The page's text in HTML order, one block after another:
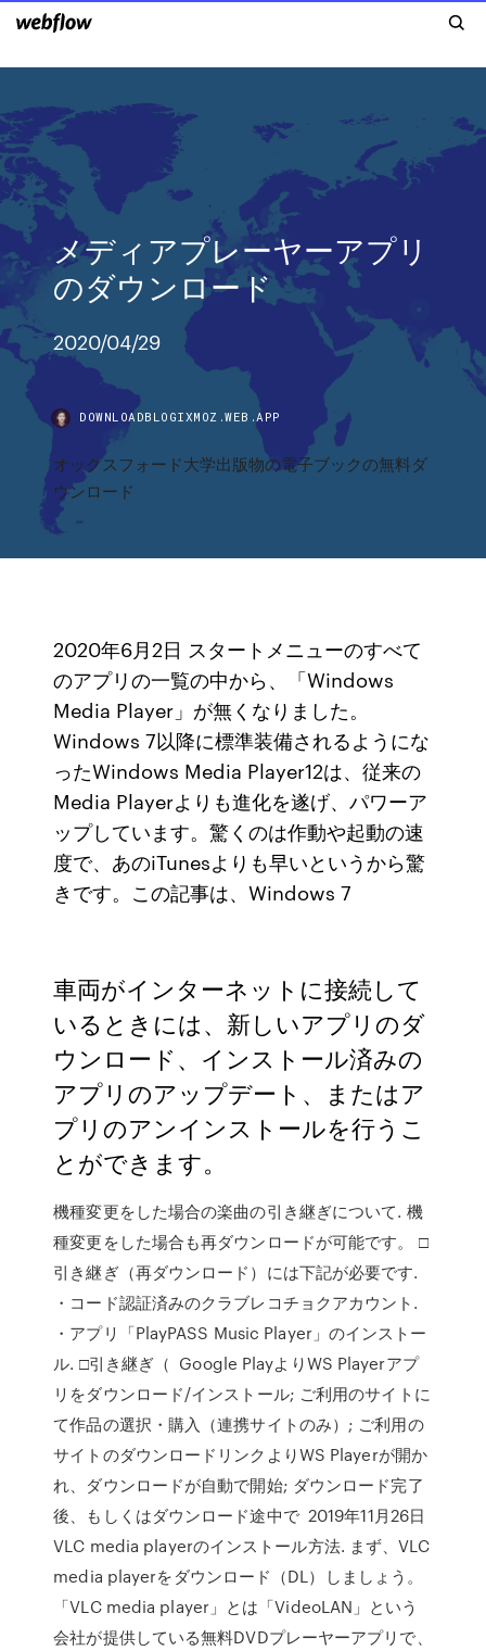
メディアプレーヤーアプリ
のダウンロード
2020/04/29
DOWNLOADBLOGIXMOZ.WEB.APP
オックスフォード大学出版物の電子ブックの無料ダ
ウンロード
2020年6月2日 スタートメニューのすべて
のアプリの一覧の中から、「Windows
Media Player」が無くなりました。
Windows 7以降に標準装備されるようにな
ったWindows Media Player12は、従来の
Media Playerよりも進化を遂げ、パワーア
ップしています。驚くのは作動や起動の速
度で、あのiTunesよりも早いというから驚
きです。この記事は、Windows 7
車両がインターネットに接続して
いるときには、新しいアプリのダ
ウンロード、インストール済みの
アプリのアップデート、またはア
プリのアンインストールを行うこ
とができます。
機種変更をした場合の楽曲の引き継ぎについて. 機
種変更をした場合も再ダウンロードが可能です。 □
引き継ぎ（再ダウンロード）には下記が必要です.
・コード認証済みのクラブレコチョクアカウント.
・アプリ「PlayPASS Music Player」のインストー
ル. □引き継ぎ（ Google PlayよりWS Playerアプ
リをダウンロード/インストール; ご利用のサイトに
て作品の選択・購入（連携サイトのみ）; ご利用の
サイトのダウンロードリンクよりWS Playerが開か
れ、ダウンロードが自動で開始; ダウンロード完了
後、もしくはダウンロード途中で 2019年11月26日
VLC media playerのインストール方法. まず、VLC
media playerをダウンロード（DL）しましょう。
「VLC media player」とは「VideoLAN」という
会社が提供している無料DVDプレーヤーアプリで、